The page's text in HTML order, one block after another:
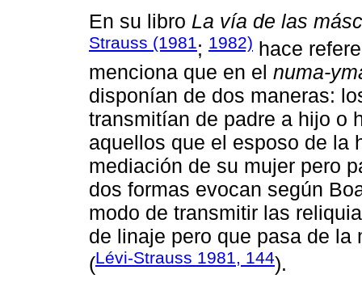
En su libro La vía de las
Strauss (1981; 1982) hace
menciona que en el numa-
disponían de dos maneras:
transmitían de padre a hijo o
aquellos que el esposo de la
mediación de su mujer pero
dos formas evocan según
modo de transmitir las
de linaje pero que pasa de
(Lévi-Strauss 1981, 144).